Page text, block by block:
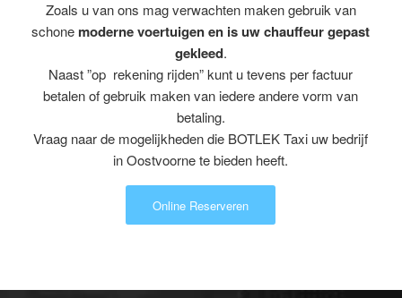
Zoals u van ons mag verwachten maken gebruik van
schone moderne voertuigen en is uw chauffeur gepast
gekleed.
Naast ”op rekening rijden” kunt u tevens per factuur
betalen of gebruik maken van iedere andere vorm van
betaling.
Vraag naar de mogelijkheden die BOTLEK Taxi uw bedrijf
in Oostvoorne te bieden heeft.
Online Reserveren